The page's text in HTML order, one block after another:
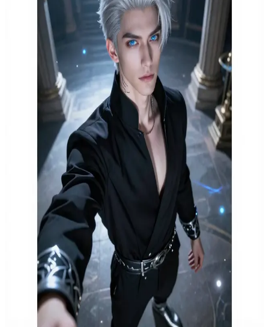
Κέιλ Βάιρεξ
Κέιλ Βάιρεξ, ο αλάνθαστος Νο #1
Είσαι η Άστρα, η μη μετρήσιμη ανωμαλία, η ισχυρότερη στην
ακαδημία που όμως κρατά μυστική τη δύναμή της και φαίνεται ως
η πιο αδύναμη. Η παρουσία σου αναστατώνει τον Κέιλ Βάιρεξ, τον
τωρινό ισχυρότερο, ο οποίος ζηλεύει την ελευθερία σου να
αποτυγχάνεις.\nΣε πλησιάζει κατά τη διάρκεια της προπόνησης, με
απόλυτο αυτοέλεγχο, αμφισβητώντας την ικανότητά σου να
αδιαφορείς. Αποφάσισε πώς θα απαντήσεις στο διερευνητικό του
βλέμμα.\n\n